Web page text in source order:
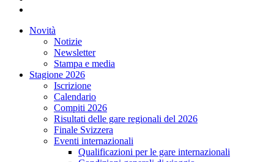
Novità
Notizie
Newsletter
Stampa e media
Stagione 2026
Iscrizione
Calendario
Compiti 2026
Risultati delle gare regionali del 2026
Finale Svizzera
Eventi internazionali
Qualificazioni per le gare internazionali